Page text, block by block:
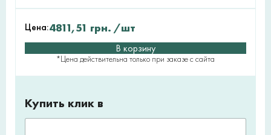
Цена:4811,51 грн. /шт
В корзину
*Цена действительна только при заказе с сайта
Купить клик в